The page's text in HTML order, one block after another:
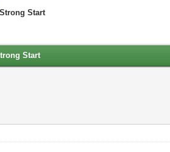
Start
Start